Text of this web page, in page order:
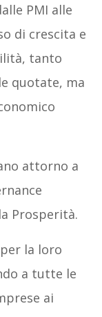
PMI alle
di crescita e
tanto
quotate, ma
attorno a
Prosperità.
la loro
a tutte le
ai